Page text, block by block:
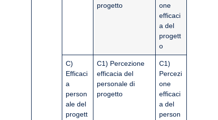
progetto
one
efficaci
a del
progett
o
C)
Efficaci
a
person
ale del
progett
C1) Percezione
efficacia del
personale di
progetto
C1)
Percezi
one
efficaci
a del
person